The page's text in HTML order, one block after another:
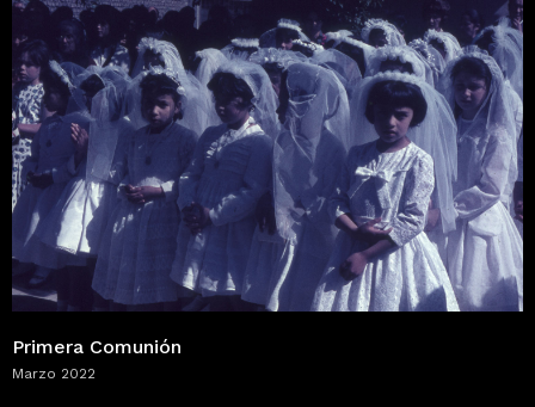
Primera Comunión
Marzo 2022